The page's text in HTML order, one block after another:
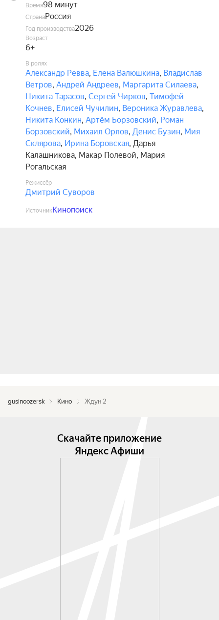
Время98 минут
СтранаРоссия
Год производства2026
Возраст
6+
В ролях
Александр Ревва, Елена Валюшкина, Владислав
Ветров, Андрей Андреев, Маргарита Силаева,
Никита Тарасов, Сергей Чирков, Тимофей
Кочнев, Елисей Чучилин, Вероника Журавлева,
Никита Конкин, Артём Борзовский, Роман
Борзовский, Михаил Орлов, Денис Бузин, Мия
Склярова, Ирина Боровская, Дарья
Калашникова, Макар Полевой, Мария
Рогальская
Режиссёр
Дмитрий Суворов
ИсточникКинопоиск
gusinoozersk Кино Ждун 2
Скачайте приложение
Яндекс Афиши